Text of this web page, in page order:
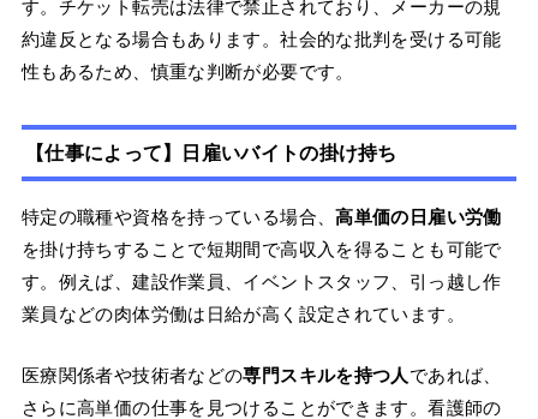
す。チケット転売は法律で禁止されており、メーカーの規
約違反となる場合もあります。社会的な批判を受ける可能
性もあるため、慎重な判断が必要です。
【仕事によって】日雇いバイトの掛け持ち
特定の職種や資格を持っている場合、高単価の日雇い労働
を掛け持ちすることで短期間で高収入を得ることも可能で
す。例えば、建設作業員、イベントスタッフ、引っ越し作
業員などの肉体労働は日給が高く設定されています。
医療関係者や技術者などの専門スキルを持つ人 であれば、
さらに高単価の仕事を見つけることができます。看護師の